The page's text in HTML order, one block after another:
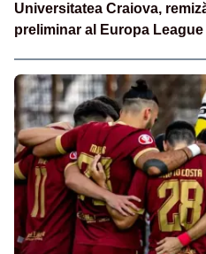
Universitatea Craiova,
preliminar al Europa League